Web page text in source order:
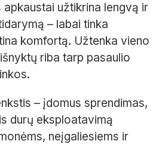
užtikrina lengvą ir
– labai tinka
komfortą. Užtenka vieno
riba tarp pasaulio
– įdomus sprendimas,
durų eksploatavimą
neįgaliesiems ir